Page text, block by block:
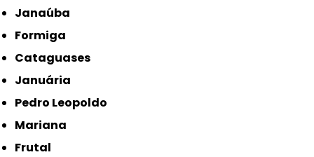
Janaúba
Formiga
Cataguases
Januária
Pedro Leopoldo
Mariana
Frutal